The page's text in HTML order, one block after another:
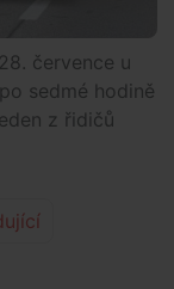
července u
sedmé hodině
z řidičů